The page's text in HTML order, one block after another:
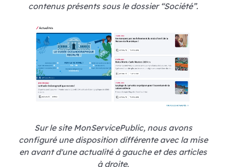
contenus présents sous le dossier “Société”.
Sur le site MonServicePublic, nous avons
configuré une disposition différente avec la mise
en avant d'une actualité à gauche et des articles
à droite.